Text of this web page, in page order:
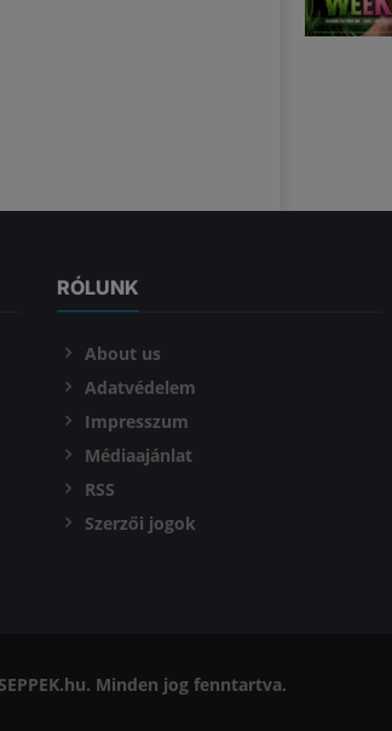
RÓLUNK
About us
Adatvédelem
Impresszum
Médiaajánlat
RSS
Szerzői jogok
Minden jog fenntartva.